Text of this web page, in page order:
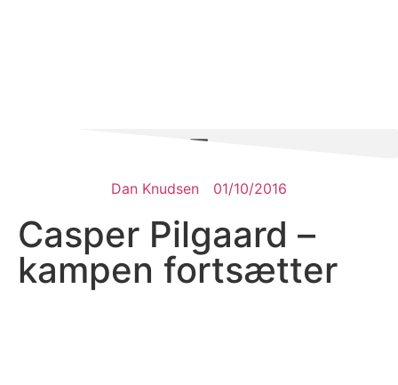
Dan Knudsen 01/10/2016
Casper Pilgaard –
kampen fortsætter